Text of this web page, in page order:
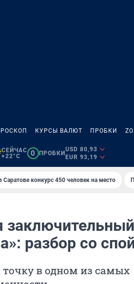
КУРСЫ ВАЛЮТ ПРОБКИ
СЕЙЧАС
+22°C
0 ПРОБКИ
USD 80,93
EUR 93,19
Саратове конкурс 450 человек на место
разбор со
в одном из самых